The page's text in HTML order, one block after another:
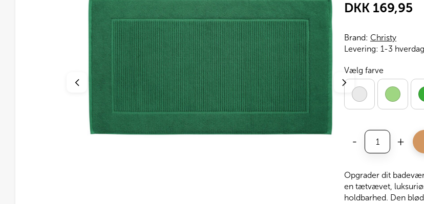
DKK 169,95
Brand: Christy
Levering: 1-3
Opgrader dit
en tætvævet,
holdbarhed. Den
Vælg farve
-
Christy
Bademåtte
antal
+